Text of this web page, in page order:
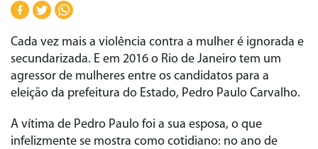
Cada vez mais a violência contra a mulher é ignorada e
secundarizada. E em 2016 o Rio de Janeiro tem um
agressor de mulheres entre os candidatos para a
eleição da prefeitura do Estado, Pedro Paulo Carvalho.
A vítima de Pedro Paulo foi a sua esposa, o que
infelizmente se mostra como cotidiano: no ano de